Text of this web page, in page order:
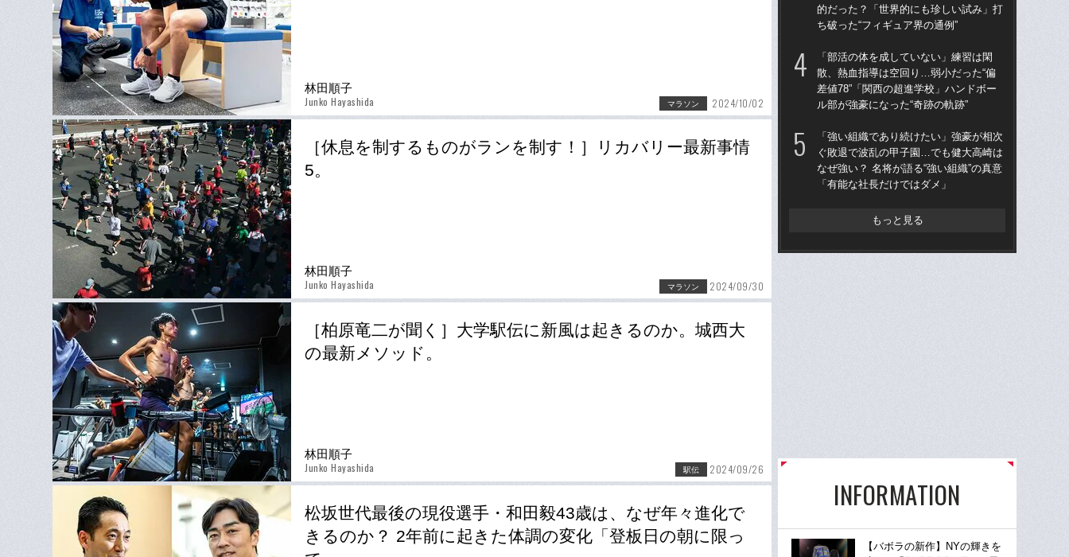
林田順子
Junko Hayashida マラソン 2024/10/02
［休息を制するものがランを制す！］リカバリー最新事情
5。
林田順子
Junko Hayashida マラソン 2024/09/30
［柏原竜二が聞く］大学駅伝に新風は起きるのか。城西大
の最新メソッド。
林田順子
Junko Hayashida 駅伝 2024/09/26
松坂世代最後の現役選手・和田毅43歳は、なぜ年々進化で
きるのか？ 2年前に起きた体調の変化「登板日の朝に限っ
的だった？「世界的にも珍しい試み」打
ち破った“フィギュア界の通例”
「部活の体を成していない」練習は閑
散、熱血指導は空回り…弱小だった“偏
差値78”「関西の超進学校」ハンドボー
ル部が強豪になった“奇跡の軌跡”
「強い組織であり続けたい」強豪が相次
ぐ敗退で波乱の甲子園…でも健大高崎は
なぜ強い？ 名将が語る“強い組織”の真意
「有能な社長だけではダメ」
もっと見る
INFORMATION
【バボラの新作】NYの輝きを